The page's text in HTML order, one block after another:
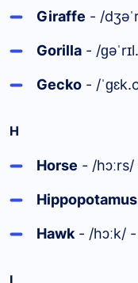
Giraffe - /dʒəˈ
Gorilla - /ɡəˈrɪ
Gecko - /ˈɡ
H
Horse - /hɔːrs/
Hippopotamus
Hawk - /hɔːk/
I